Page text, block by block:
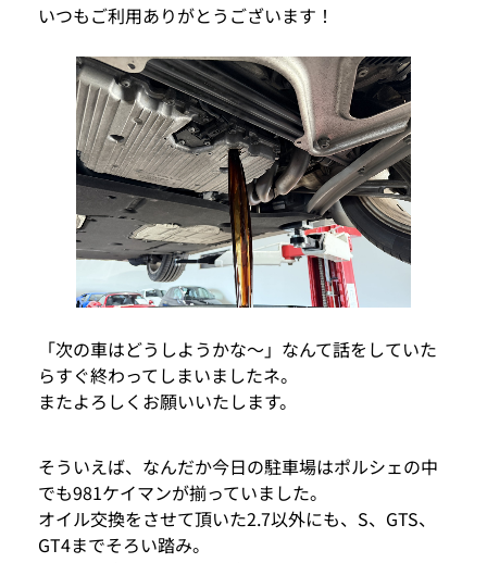
いつもご利用ありがとうございます！
「次の車はどうしようかな〜」なんて話をしていた
らすぐ終わってしまいましたネ。
またよろしくお願いいたします。
そういえば、なんだか今日の駐車場はポルシェの中
でも981ケイマンが揃っていました。
オイル交換をさせて頂いた2.7以外にも、S、GTS、
GT4までそろい踏み。